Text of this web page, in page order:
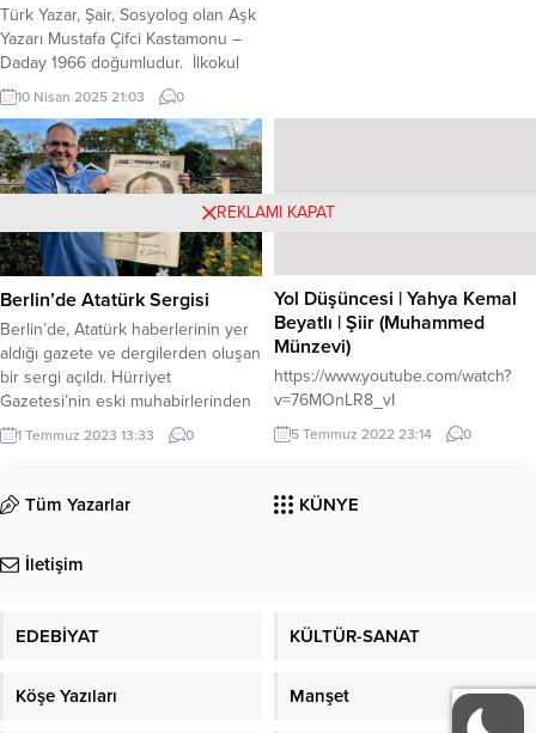
Türk Yazar, Şair, Sosyolog olan Aşk
Yazarı Mustafa Çifci Kastamonu –
Daday 1966 doğumludur. İlkokul
öğretmeni (köy enstitülü
öğretmen) babasıdır.
İlköğrenimlerini babasının
öğretmen olması nedeniye
Kastamonu ve Ankara’da
tamamlamıştır. Yüksek öğrenimini
Anadolu Üniversitesi işletme
Bölümü, İstanbul Üniversitesi,
sosyal hizmetler ve sosyoloji lisans
mezudur. Aynı zamanda Psikoloji
Uzmanlık, Koçluk Mesleki
Eğitmenliği ve NLP Uygulama...
10 Nisan 2025 21:03 0
Berlin’de Atatürk Sergisi
Berlin’de, Atatürk haberlerinin yer
aldığı gazete ve dergilerden oluşan
bir sergi açıldı. Hürriyet
Gazetesi’nin eski muhabirlerinden
gazeteci ve tarih araştırmacısı
Şenol Şahin Çörekci, Neukölln
sergide, Atatürk dönemine..
Berlin’de, Atatürk haberlerinin yer
bir sergi açıldı. Hürriyet
1 Temmuz 2023 13:33 0
Yol Düşüncesi | Yahya Kemal
Beyatlı | Şiir (Muhammed
Münzevi)
https://www.youtube.com/watch?
v=76MOnLR8_vI
5 Temmuz 2022 23:14 0
Tüm Yazarlar KÜNYE
İletişim
EDEBİYAT KÜLTÜR-SANAT
Köşe Yazıları Manşet
REKLAMI KAPAT